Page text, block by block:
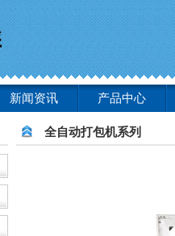
新闻资讯 产品中心
全自动打包机系列